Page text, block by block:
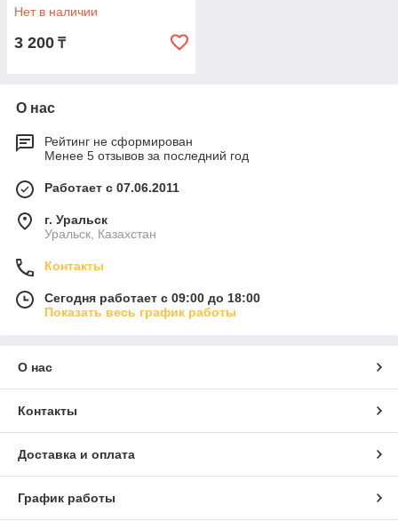
Нет в наличии
3 200 ₸
О нас
Рейтинг не сформирован
Менее 5 отзывов за последний год
Работает с 07.06.2011
г. Уральск
Уральск, Казахстан
Контакты
Сегодня работает с 09:00 до 18:00
Показать весь график работы
О нас
Контакты
Доставка и оплата
График работы